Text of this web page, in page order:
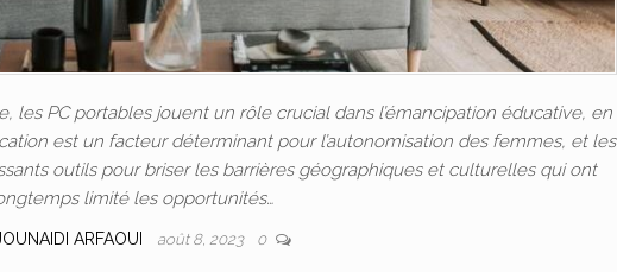
les PC portables jouent un rôle crucial dans l’émancipation éducative, en
est un facteur déterminant pour l’autonomisation des femmes, et les
outils pour briser les barrières géographiques et culturelles qui ont
limité les opportunités…
ARFAOUI août 8, 2023 0